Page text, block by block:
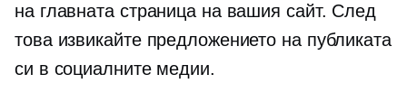
на главната страница на вашия сайт. След
това извикайте предложението на публиката
си в социалните медии.